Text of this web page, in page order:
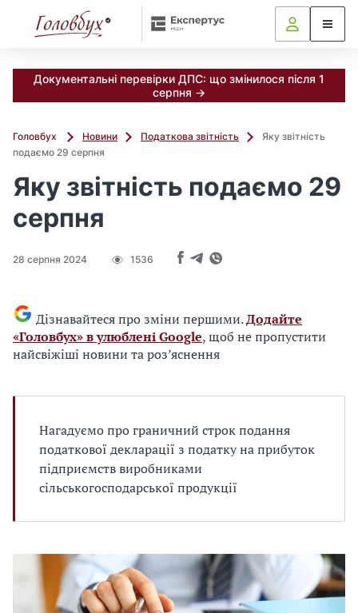
Документальні перевірки ДПС: що змінилося після 1
серпня →
Головбух Новини Податкова звітність
Яку звітність
подаємо 29 серпня
Яку звітність подаємо 29
серпня
28 серпня 2024 1536
Дізнавайтеся про зміни першими.Додайте
«Головбух» в улюблені Google, щоб не пропустити
найсвіжіші новини та роз’яснення
Нагадуємо про граничний строк подання
податкової декларації з податку на прибуток
підприємств виробниками
сільськогосподарської продукції